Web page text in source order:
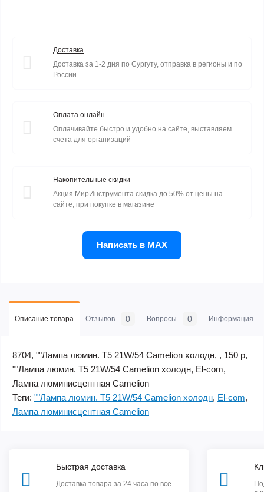
Доставка
Доставка за 1-2 дня по Сургуту, отправка в регионы и по
России
Оплата онлайн
Оплачивайте быстро и удобно на сайте, выставляем
счета для организаций
Накопительные скидки
Акция МирИнструмента скидка до 50% от цены на
сайте, при покупке в магазине
Написать в MAX
Описание товара Отзывов 0 Вопросы 0 Информация
8704, ""Лампа люмин. Т5 21W/54 Camelion холодн, , 150 р,
""Лампа люмин. Т5 21W/54 Camelion холодн, El-com,
Лампа люминисцентная Сamelion
Теги: ""Лампа люмин. Т5 21W/54 Camelion холодн, El-com,
Лампа люминисцентная Сamelion
Быстрая доставка
Доставка товара за 24 часа по все